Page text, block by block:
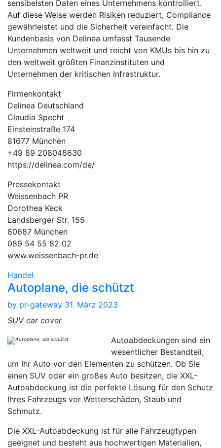
sensibelsten Daten eines Unternehmens kontrolliert.
Auf diese Weise werden Risiken reduziert, Compliance
gewährleistet und die Sicherheit vereinfacht. Die
Kundenbasis von Delinea umfasst Tausende
Unternehmen weltweit und reicht von KMUs bis hin zu
den weltweit größten Finanzinstituten und
Unternehmen der kritischen Infrastruktur.
Firmenkontakt
Delinea Deutschland
Claudia Specht
Einsteinstraße 174
81677 München
+49 89 208048630
https://delinea.com/de/
Pressekontakt
Weissenbach PR
Dorothea Keck
Landsberger Str. 155
80687 München
089 54 55 82 02
www.weissenbach-pr.de
Handel
Autoplane, die schützt
by pr-gateway 31. März 2023
SUV car cover
Autoabdeckungen sind ein
wesentlicher Bestandteil,
um Ihr Auto vor den Elementen zu schützen. Ob Sie
einen SUV oder ein großes Auto besitzen, die XXL-
Autoabdeckung ist die perfekte Lösung für den Schutz
Ihres Fahrzeugs vor Wetterschäden, Staub und
Schmutz.
Die XXL-Autoabdeckung ist für alle Fahrzeugtypen
geeignet und besteht aus hochwertigen Materialien,